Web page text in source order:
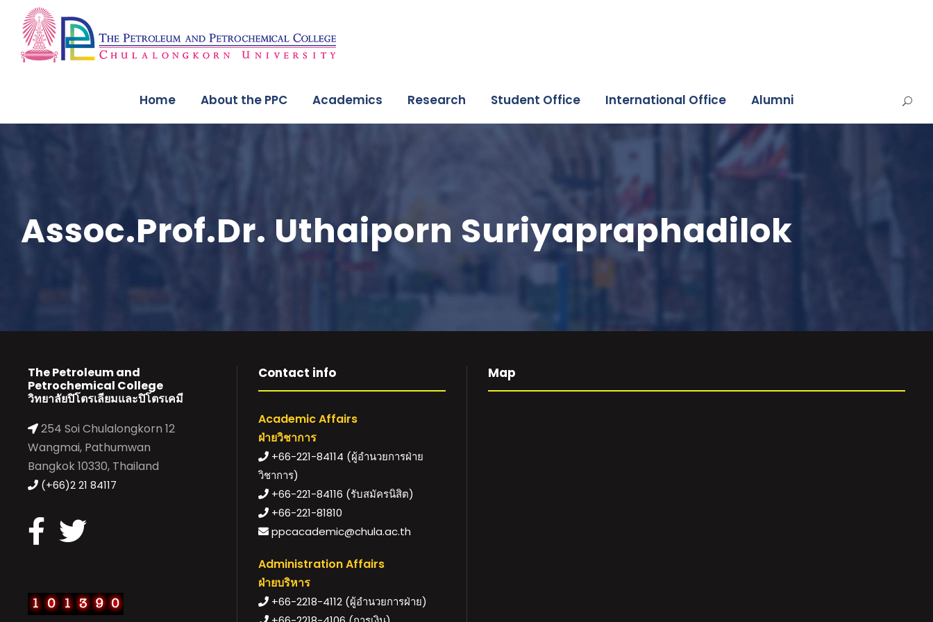
Home About the PPC Academics Research Student Office International Office Alumni
Assoc.Prof.Dr. Uthaiporn Suriyapraphadilok
The Petroleum and
Petrochemical College
วิทยาลัยปิโตรเลียมและปิโตรเคมี
254 Soi Chulalongkorn 12
Wangmai, Pathumwan
Bangkok 10330, Thailand
(+66)2 21 84117
Contact info
Academic Affairs
ฝ่ายวิชาการ
+66-221-84114 (ผู้อำนวยการฝ่าย
วิชาการ)
+66-221-84116 (รับสมัครนิสิต)
+66-221-81810
ppcacademic@chula.ac.th
Administration Affairs
ฝ่ายบริหาร
+66-2218-4112 (ผู้อำนวยการฝ่าย)
Map